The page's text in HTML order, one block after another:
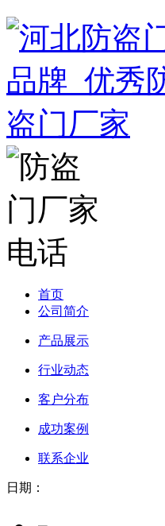
首页
公司简介
产品展示
行业动态
客户分布
成功案例
联系企业
日期：